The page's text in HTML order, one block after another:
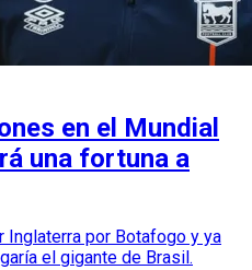
en el Mundial
una fortuna a
Inglaterra por Botafogo y ya
el gigante de Brasil.